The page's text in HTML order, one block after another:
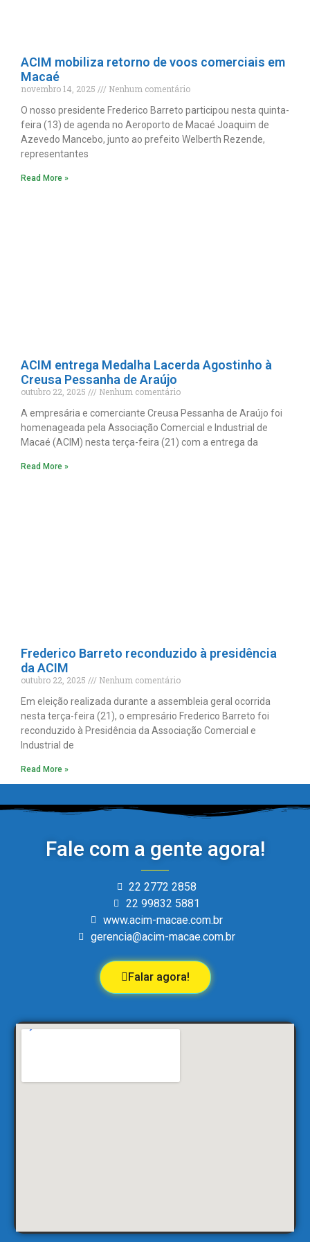
ACIM mobiliza retorno de voos comerciais em
Macaé
novembro 14, 2025
Nenhum comentário
O nosso presidente Frederico Barreto participou nesta quinta-
feira (13) de agenda no Aeroporto de Macaé Joaquim de
Azevedo Mancebo, junto ao prefeito Welberth Rezende,
representantes
Read More »
ACIM entrega Medalha Lacerda Agostinho à
Creusa Pessanha de Araújo
outubro 22, 2025
Nenhum comentário
A empresária e comerciante Creusa Pessanha de Araújo foi
homenageada pela Associação Comercial e Industrial de
Macaé (ACIM) nesta terça-feira (21) com a entrega da
Read More »
Frederico Barreto reconduzido à presidência
da ACIM
outubro 22, 2025
Nenhum comentário
Em eleição realizada durante a assembleia geral ocorrida
nesta terça-feira (21), o empresário Frederico Barreto foi
reconduzido à Presidência da Associação Comercial e
Industrial de
Read More »
Fale com a gente agora!
22 2772 2858
22 99832 5881
www.acim-macae.com.br
gerencia@acim-macae.com.br
Falar agora!